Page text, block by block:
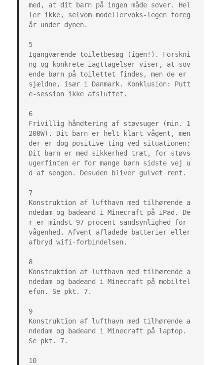
med, at dit barn på ingen måde sover. Hel
ler ikke, selvom modellervoks-legen foreg
år under dynen.
5
Igangværende toiletbesøg (igen!). Forskni
ng og konkrete iagttagelser viser, at sov
ende børn på toilettet findes, men de er
sjældne, især i Danmark. Konklusion: Putt
e-session ikke afsluttet.
6
Frivillig håndtering af støvsuger (min. 1
200W). Dit barn er helt klart vågent, men
der er dog positive ting ved situationen:
Dit barn er med sikkerhed træt, for støvs
ugerfinten er for mange børn sidste vej u
d af sengen. Desuden bliver gulvet rent.
7
Konstruktion af lufthavn med tilhørende a
ndedam og badeand i Minecraft på iPad. De
r er mindst 97 procent sandsynlighed for
vågenhed. Afvent afladede batterier eller
afbryd wifi-forbindelsen.
8
Konstruktion af lufthavn med tilhørende a
ndedam og badeand i Minecraft på mobiltel
efon. Se pkt. 7.
9
Konstruktion af lufthavn med tilhørende a
ndedam og badeand i Minecraft på laptop.
Se pkt. 7.
10